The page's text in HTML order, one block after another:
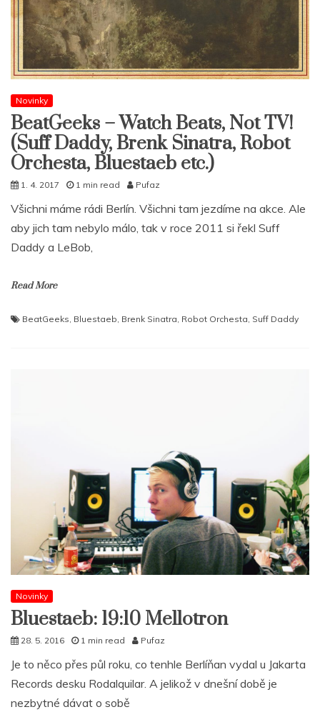
Novinky
BeatGeeks – Watch Beats, Not TV​!​
(Suff Daddy, Brenk Sinatra, Robot
Orchesta, Bluestaeb etc.)
1. 4. 2017 1 min read Pufaz
Všichni máme rádi Berlín. Všichni tam jezdíme na akce. Ale
aby jich tam nebylo málo, tak v roce 2011 si řekl Suff
Daddy a LeBob,
Read More
BeatGeeks Bluestaeb Brenk Sinatra Robot Orchesta Suff Daddy
Novinky
Bluestaeb: 19:10 Mellotron
28. 5. 2016 1 min read Pufaz
Je to něco přes půl roku, co tenhle Berlíňan vydal u Jakarta
Records desku Rodalquilar. A jelikož v dnešní době je
nezbytné dávat o sobě